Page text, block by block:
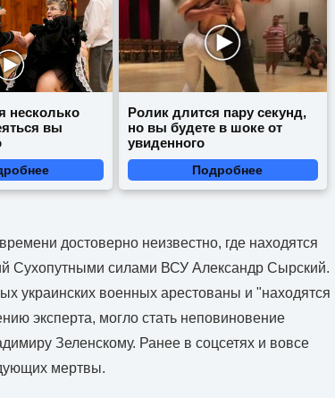
несколько
вы
Ролик длится пару секунд,
но вы будете в шоке от
увиденного
Подробнее
достоверно неизвестно, где находятся
Сухопутными силами ВСУ Александр Сырский.
украинских военных арестованы и "находятся
эксперта, могло стать неповиновение
Зеленскому. Ранее в соцсетях и вовсе
мертвы.